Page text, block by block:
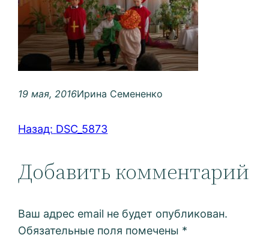
19 мая, 2016Ирина Семененко
Назад: DSC_5873
Добавить комментарий
Ваш адрес email не будет опубликован.
Обязательные поля помечены *